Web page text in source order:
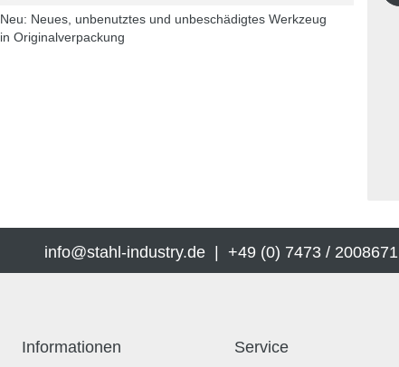
Neu: Neues, unbenutztes und unbeschädigtes Werkzeug
in Originalverpackung
info@stahl-industry.de | +49 (0) 7473 / 2008671
Informationen Service